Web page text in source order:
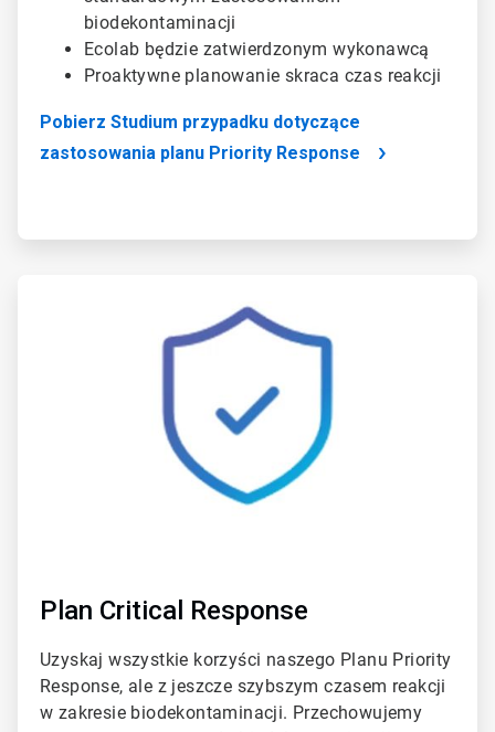
biodekontaminacji
Ecolab będzie zatwierdzonym wykonawcą
Proaktywne planowanie skraca czas reakcji
Pobierz Studium przypadku dotyczące
zastosowania planu Priority Response
Plan Critical Response
Uzyskaj wszystkie korzyści naszego Planu Priority
Response, ale z jeszcze szybszym czasem reakcji
w zakresie biodekontaminacji. Przechowujemy